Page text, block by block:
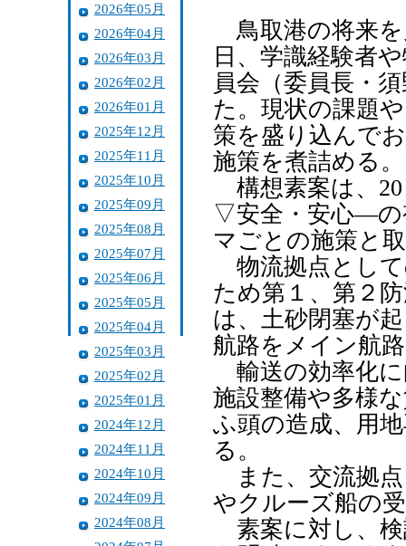
2026年05月
2026年04月
2026年03月
2026年02月
2026年01月
2025年12月
2025年11月
2025年10月
2025年09月
2025年08月
2025年07月
2025年06月
2025年05月
2025年04月
2025年03月
2025年02月
2025年01月
2024年12月
2024年11月
2024年10月
2024年09月
2024年08月
鳥取港の将来を
日、学識経験者
員会（委員長・
た。現状の課題
策を盛り込んで
施策を煮詰める。
構想素案は、
▽安全・安心―の
マごとの施策と
物流拠点として
ため第１、第２
は、土砂閉塞が
航路をメイン航
輸送の効率化に
施設整備や多様
ふ頭の造成、用
る。
また、交流拠点
やクルーズ船の
素案に対し、検